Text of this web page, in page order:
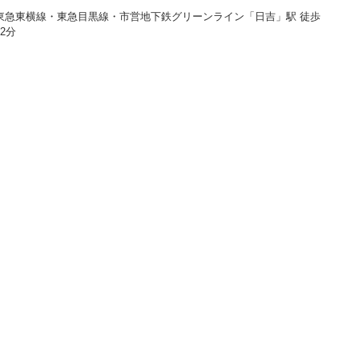
急東横線・東急目黒線・市営地下鉄グリーンライン「日吉」駅 徒歩
分